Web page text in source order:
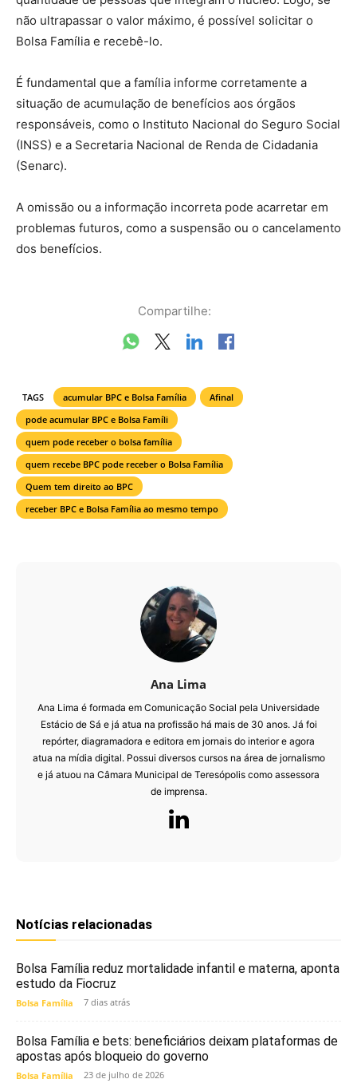
não ultrapassar o valor máximo, é possível solicitar o
Bolsa Família e recebê-lo.
É fundamental que a família informe corretamente a
situação de acumulação de benefícios aos órgãos
responsáveis, como o Instituto Nacional do Seguro Social
(INSS) e a Secretaria Nacional de Renda de Cidadania
(Senarc).
A omissão ou a informação incorreta pode acarretar em
problemas futuros, como a suspensão ou o cancelamento
dos benefícios.
Compartilhe:
TAGS acumular BPC e Bolsa Família
Afinal
pode acumular BPC e Bolsa Famíli
quem pode receber o bolsa família
quem recebe BPC pode receber o Bolsa Família
Quem tem direito ao BPC
receber BPC e Bolsa Família ao mesmo tempo
Ana Lima
Ana Lima é formada em Comunicação Social pela Universidade
Estácio de Sá e já atua na profissão há mais de 30 anos. Já foi
repórter, diagramadora e editora em jornais do interior e agora
atua na mídia digital. Possui diversos cursos na área de jornalismo
e já atuou na Câmara Municipal de Teresópolis como assessora
de imprensa.
Notícias relacionadas
Bolsa Família reduz mortalidade infantil e materna, aponta
estudo da Fiocruz
Bolsa Família 7 dias atrás
Bolsa Família e bets: beneficiários deixam plataformas de
apostas após bloqueio do governo
Bolsa Família 23 de julho de 2026